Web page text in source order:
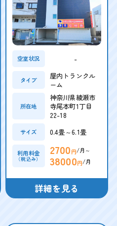
空室状況 -
タイプ
屋内トランクル
ーム
所在地
神奈川県綾瀬市
寺尾本町1丁目
22-18
サイズ 0.4畳～6.1畳
利用料金
（税込み）
2700円/月～
38000円/月
詳細を見る